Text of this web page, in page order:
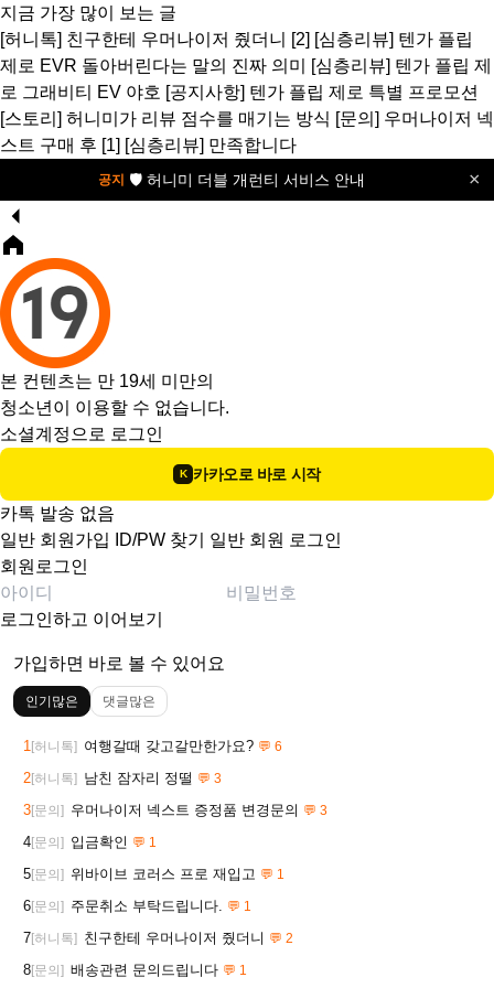
지금 가장 많이 보는 글
[허니톡] 친구한테 우머나이저 줬더니 [2] [심층리뷰] 텐가 플립
제로 EVR 돌아버린다는 말의 진짜 의미
[심층리뷰] 텐가 플립 제
로 그래비티 EV 야호 [공지사항] 텐가 플립 제로 특별 프로모션
[스토리] 허니미가 리뷰 점수를 매기는 방식 [문의] 우머나이저 넥
스트 구매 후 [1] [심층리뷰] 만족합니다
공지 🛡️ 허니미 더블 개런티 서비스 안내 ×
본 컨텐츠는 만 19세 미만의
청소년이 이용할 수 없습니다.
소셜계정으로 로그인
K 카카오로 바로 시작
카톡 발송 없음
일반 회원가입
ID/PW 찾기
일반 회원 로그인
회원로그인
로그인하고 이어보기
가입하면 바로 볼 수 있어요
인기많은 댓글많은
1[허니톡] 여행갈때 갖고갈만한가요? 💬 6
2[허니톡] 남친 잠자리 정떨 💬 3
3[문의] 우머나이저 넥스트 증정품 변경문의 💬 3
4[문의] 입금확인 💬 1
5[문의] 위바이브 코러스 프로 재입고 💬 1
6[문의] 주문취소 부탁드립니다. 💬 1
7[허니톡] 친구한테 우머나이저 줬더니 💬 2
8[문의] 배송관련 문의드립니다 💬 1